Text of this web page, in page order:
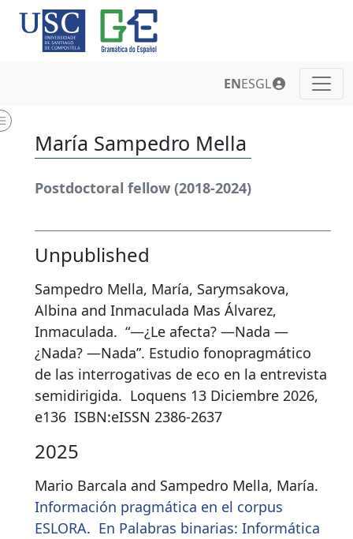
ENESGL
María Sampedro Mella
Postdoctoral fellow (2018-2024)
Unpublished
Sampedro Mella, María, Sarymsakova,
Albina and Inmaculada Mas Álvarez,
Inmaculada. “—¿Le afecta? —Nada —
¿Nada? —Nada”. Estudio fonopragmático
de las interrogativas de eco en la entrevista
semidirigida. Loquens 13 Diciembre 2026,
e136 ISBN:eISSN 2386-2637
2025
Mario Barcala and Sampedro Mella, María.
Información pragmática en el corpus
ESLORA. En Palabras binarias: Informática